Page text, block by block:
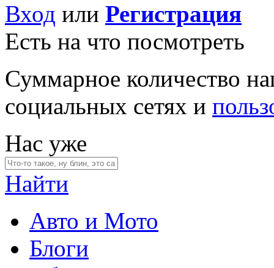
Вход или Регистрация
Есть на что посмотреть
Суммарное количество
социальных сетях и
Нас уже
Найти
Авто и Мото
Блоги